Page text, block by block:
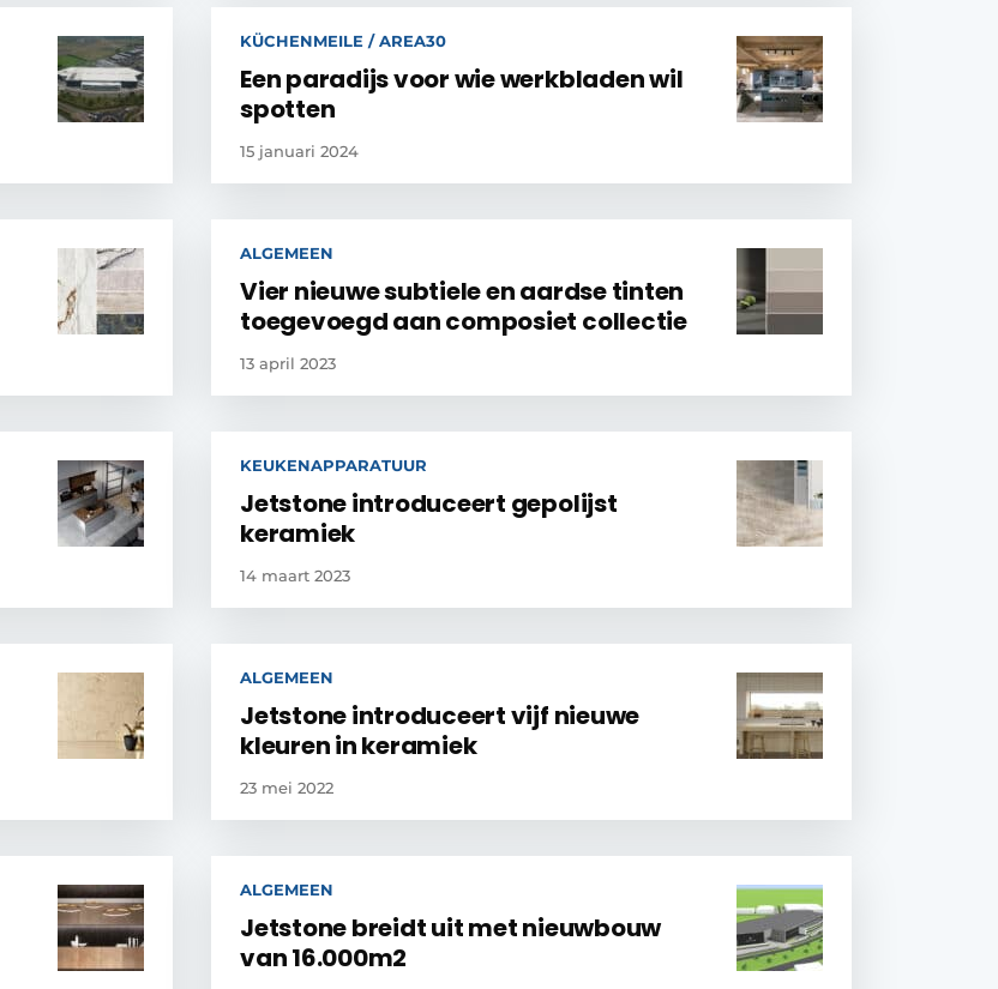
KÜCHENMEILE / AREA30
Een paradijs voor wie werkbladen wil
spotten
15 januari 2024
ALGEMEEN
Vier nieuwe subtiele en aardse tinten
toegevoegd aan composiet collectie
13 april 2023
KEUKENAPPARATUUR
Jetstone introduceert gepolijst
keramiek
14 maart 2023
ALGEMEEN
Jetstone introduceert vijf nieuwe
kleuren in keramiek
23 mei 2022
ALGEMEEN
Jetstone breidt uit met nieuwbouw
van 16.000m2